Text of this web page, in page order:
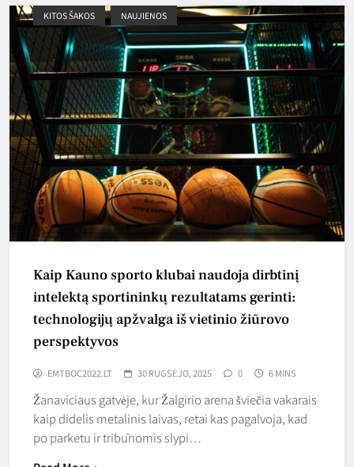
KITOS ŠAKOS NAUJIENOS
Kaip Kauno sporto klubai naudoja dirbtinį
intelektą sportininkų rezultatams gerinti:
technologijų apžvalga iš vietinio žiūrovo
perspektyvos
EMTBOC2022.LT 30 RUGSĖJO, 2025 0 6 MINS
Žanaviciaus gatvėje, kur Žalgirio arena šviečia vakarais
kaip didelis metalinis laivas, retai kas pagalvoja, kad
po parketu ir tribūnomis slypi…